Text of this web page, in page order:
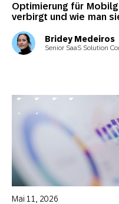
Optimierung für
verbirgt und wie man
Bridey Medeiros
Senior SaaS Solution
Mai 11, 2026